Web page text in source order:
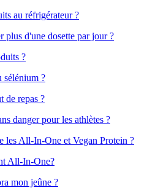
au réfrigérateur ?
plus d'une dosette par jour ?
?
?
de repas ?
danger pour les athlètes ?
les All-In-One et Vegan Protein ?
All-In-One?
mon jeûne ?